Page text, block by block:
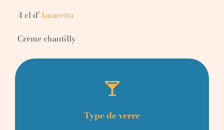
4 cl d’Amaretto
Crème chantilly
Type de verre